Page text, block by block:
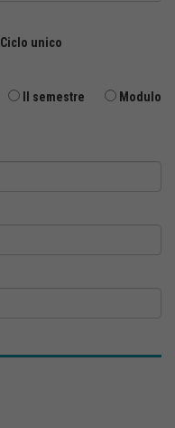
Ciclo unico
II semestre Modulo